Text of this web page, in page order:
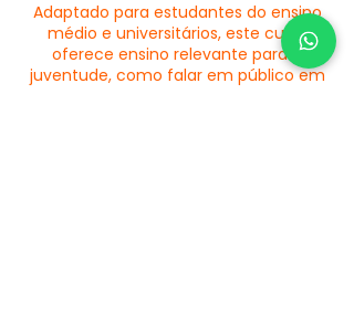
Adaptado para estudantes do ensino
médio e universitários, este curso
oferece ensino relevante para a
juventude, como falar em público em